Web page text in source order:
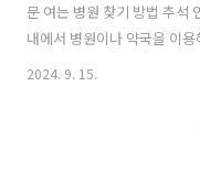
문 여는 병원 찾기 방법 추석
내에서 병원이나 약국을 이
요? 연휴 기간에는 많은 병·
빠르고 쉽게 문을 여는 병원
2024. 9. 15.